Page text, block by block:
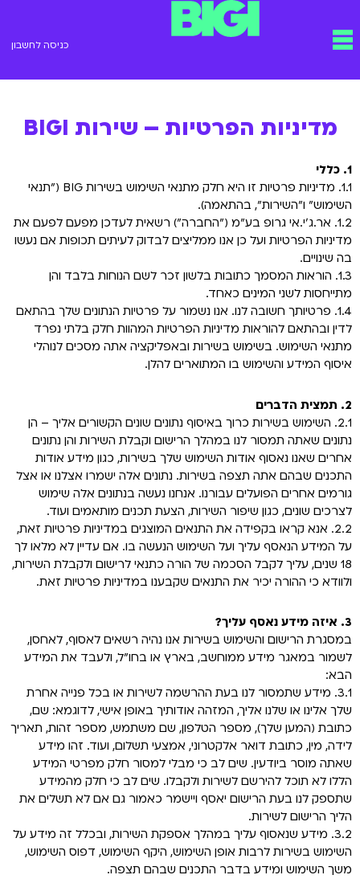
תפריט כניסה לחשבון
מדיניות הפרטיות – שירות BIGI
1. כללי
1.1. מדיניות פרטיות זו היא חלק מתנאי השימוש בשירות BIG ("תנאי
השימוש" ו"השירות", בהתאמה).
1.2. אר.ג'י.אי גרופ בע"מ ("החברה") רשאית לעדכן מפעם לפעם את
מדיניות הפרטיות ועל כן אנו ממליצים לבדוק לעיתים תכופות אם נעשו
בה שינויים.
1.3. הוראות המסמך כתובות בלשון זכר לשם הנוחות בלבד והן
מתייחסות לשני המינים כאחד.
1.4. פרטיותך חשובה לנו. אנו נשמור על פרטיות הנתונים שלך בהתאם
לדין ובהתאם להוראות מדיניות הפרטיות המהוות חלק בלתי נפרד
מתנאי השימוש. בשימוש בשירות ובאפליקציה אתה מסכים לנוהלי
איסוף המידע והשימוש בו המתוארים להלן.
2. תמצית הדברים
2.1. השימוש בשירות כרוך באיסוף נתונים שונים הקשורים אליך – הן
נתונים שאתה תמסור לנו במהלך הרישום וקבלת השירות והן נתונים
אחרים שאנו נאסוף אודות השימוש שלך בשירות, כגון מידע אודות
התכנים שבהם אתה תצפה בשירות. נתונים אלה ישמרו אצלנו או אצל
גורמים אחרים הפועלים עבורנו. אנחנו נעשה בנתונים אלה שימוש
לצרכים שונים, כגון שיפור השירות, הצעת תכנים מותאמים ועוד.
2.2. אנא קראו בקפידה את התנאים המוצגים במדיניות פרטיות זאת,
על המידע הנאסף עליך ועל השימוש הנעשה בו. אם עדיין לא מלאו לך
18 שנים, עליך לקבל הסכמה של הורה כתנאי לרישום ולקבלת השירות,
ולוודא כי ההורה יכיר את התנאים שקבענו במדיניות פרטיות זאת.
3. איזה מידע נאסף עליך?
במסגרת הרישום והשימוש בשירות אנו נהיה רשאים לאסוף, לאחסן,
לשמור במאגר מידע ממוחשב, בארץ או בחו"ל, ולעבד את המידע
הבא:
3.1. מידע שתמסור לנו בעת ההרשמה לשירות או בכל פנייה אחרת
שלך אלינו או שלנו אליך, המזהה אודותיך באופן אישי, לדוגמא: שם,
כתובת (המען שלך), מספר הטלפון, שם משתמש, מספר זהות, תאריך
לידה, מין, כתובת דואר אלקטרוני, אמצעי תשלום, ועוד. זהו מידע
שאתה מוסר ביודעין. שים לב כי מבלי למסור חלק מפרטי המידע
הללו לא תוכל להירשם לשירות ולקבלו. שים לב כי חלק מהמידע
שתספק לנו בעת הרישום יאסף ויישמר כאמור גם אם לא תשלים את
הליך הרישום לשירות.
3.2. מידע שנאסוף עליך במהלך אספקת השירות, ובכלל זה מידע על
השימוש בשירות לרבות אופן השימוש, היקף השימוש, דפוס השימוש,
משך השימוש ומידע בדבר התכנים שבהם תצפה.